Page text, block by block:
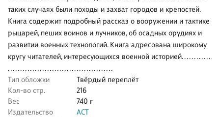
таких случаях были походы и захват городов и крепостей.
Книга содержит подробный рассказ о вооружении и тактике
рыцарей, пеших воинов и лучников, об осадных орудиях и
развитии военных технологий. Книга адресована широкому
кругу читателей, интересующихся военной историей. . . . . . . . . . . . .
. . . . . . . . . . . . . . . . . . . . . . . . . . . . . . . . . . . . . . . . . . .
Тип обложки
Твёрдый переплёт
Кол-во стр.
216
Вес
740 г
Издательство
АСТ